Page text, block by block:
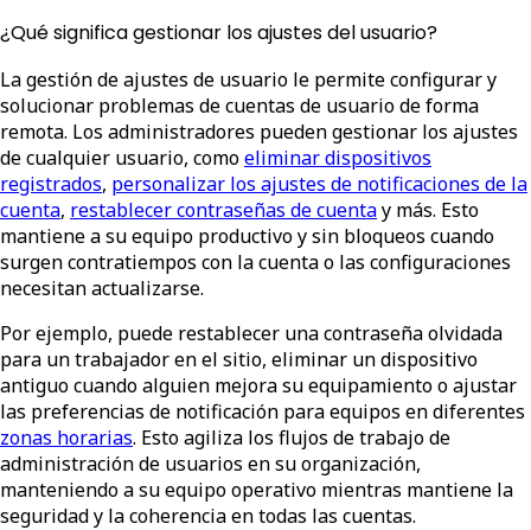
¿Qué significa gestionar los ajustes del usuario?
La gestión de ajustes de usuario le permite configurar y
solucionar problemas de cuentas de usuario de forma
remota. Los administradores pueden gestionar los ajustes
de cualquier usuario, comoeliminar dispositivos
registrados, personalizar los ajustes de notificaciones de la
cuenta, restablecer contraseñas de cuentay más. Esto
mantiene a su equipo productivo y sin bloqueos cuando
surgen contratiempos con la cuenta o las configuraciones
necesitan actualizarse.
Por ejemplo, puede restablecer una contraseña olvidada
para un trabajador en el sitio, eliminar un dispositivo
antiguo cuando alguien mejora su equipamiento o ajustar
las preferencias de notificación para equipos en diferentes
zonas horarias. Esto agiliza los flujos de trabajo de
administración de usuarios en su organización,
manteniendo a su equipo operativo mientras mantiene la
seguridad y la coherencia en todas las cuentas.